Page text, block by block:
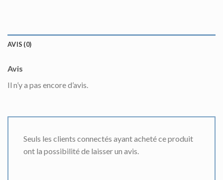
AVIS (0)
Avis
Il n’y a pas encore d’avis.
Seuls les clients connectés ayant acheté ce produit
ont la possibilité de laisser un avis.